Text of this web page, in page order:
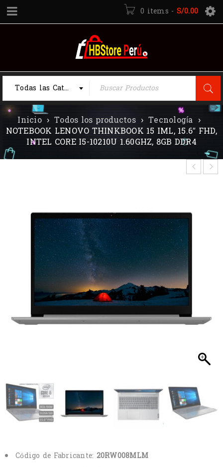
0 items - S/0.00
Todas las Categorias
Inicio › Todos los productos › Tecnología ›
NOTEBOOK LENOVO THINKBOOK 15 IML, 15.6″ FHD,
INTEL CORE I5-10210U 1.60GHZ, 8GB DDR4
Código de Fabricante: 20RW008MLM